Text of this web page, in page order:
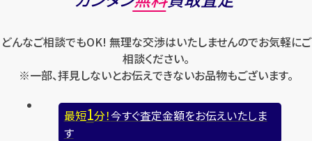
どんなご相談でもOK! 無理な交渉はいたしませんのでお気軽にご
相談ください。
※一部、拝見しないとお伝えできないお品物もございます。
最短1分！今すぐ査定金額をお伝えいたしま
す